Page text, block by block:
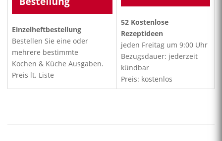
Einzelheftbestellung
Bestellen Sie eine oder
mehrere bestimmte
Kochen & Küche Ausgaben.
Preis lt. Liste
52 Kostenlose
Rezeptideen
jeden Freitag um 9:00 Uhr
Bezugsdauer: jederzeit
kündbar
Preis: kostenlos